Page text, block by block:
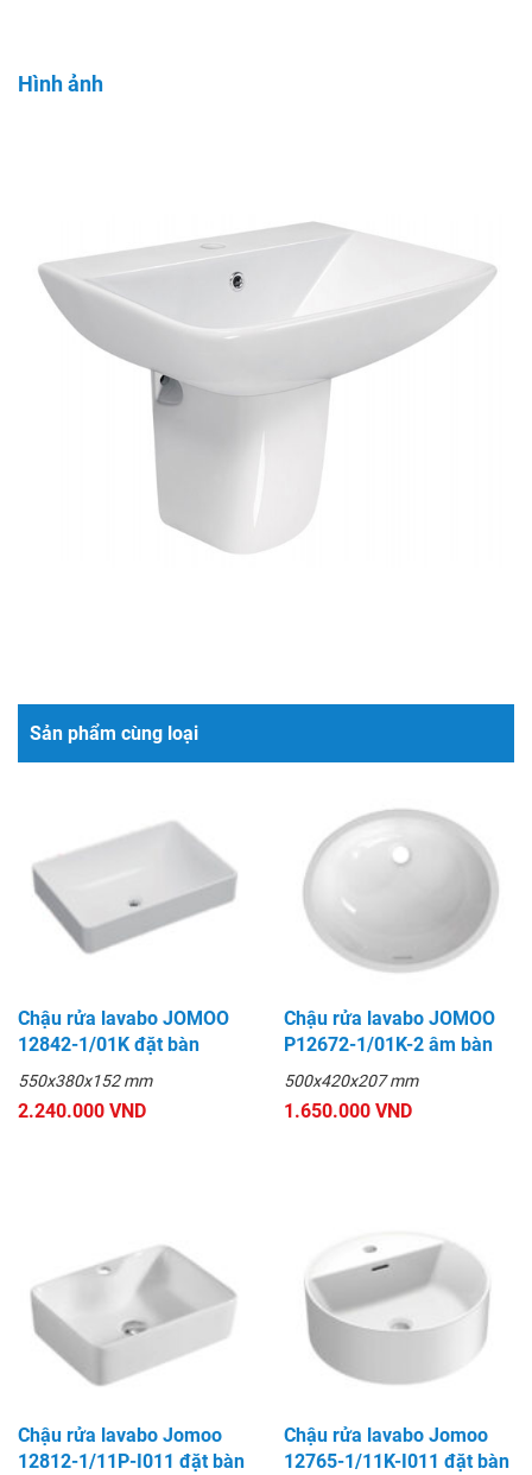
Hình ảnh
Sản phẩm cùng loại
Chậu rửa lavabo JOMOO
12842-1/01K đặt bàn
550x380x152 mm
2.240.000 VND
Chậu rửa lavabo JOMOO
P12672-1/01K-2 âm bàn
500x420x207 mm
1.650.000 VND
Chậu rửa lavabo Jomoo
12812-1/11P-I011 đặt bàn
Chậu rửa lavabo Jomoo
12765-1/11K-I011 đặt bàn